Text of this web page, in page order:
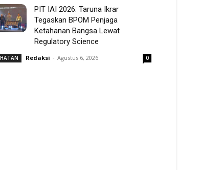
PIT IAI 2026: Taruna Ikrar
Tegaskan BPOM Penjaga
Ketahanan Bangsa Lewat
Regulatory Science
Redaksi - Agustus 6, 2026 0